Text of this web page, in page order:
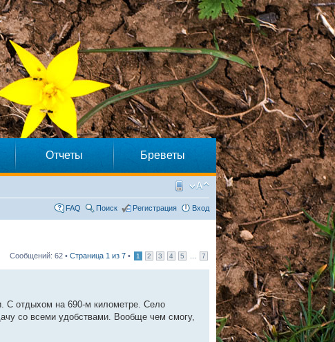
Отчеты Бреветы
FAQ Поиск Регистрация Вход
Сообщений: 62 • Страница 1 из 7 • 1 2 3 4 5 7
С отдыхом на 690-м километре. Село
со всеми удобствами. Вообще чем смогу,